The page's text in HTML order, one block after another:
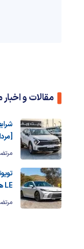
مقالات و اخبار
[مرداد
LE هیبرید + مشخصات فنی و امکانات